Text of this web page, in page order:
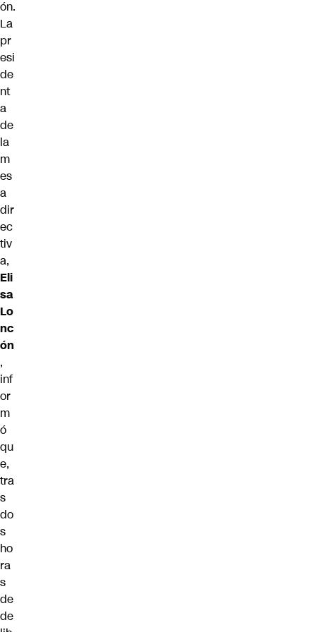
ón.
La
pr
esi
de
nt
a
de
la
m
es
a
dir
ec
tiv
a,
Eli
sa
Lo
nc
ón
,
inf
or
m
ó
qu
e,
tra
s
do
s
ho
ra
s
de
de